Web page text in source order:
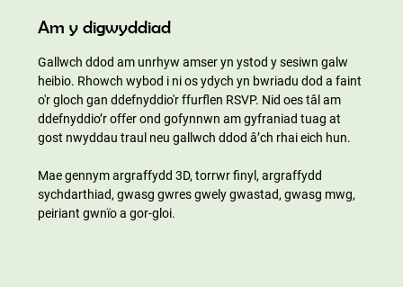
Am y digwyddiad
Gallwch ddod am unrhyw amser yn ystod y sesiwn galw
heibio. Rhowch wybod i ni os ydych yn bwriadu dod a faint
o'r gloch gan ddefnyddio'r ffurflen RSVP. Nid oes tâl am
ddefnyddio’r offer ond gofynnwn am gyfraniad tuag at
gost nwyddau traul neu gallwch ddod â’ch rhai eich hun.
Mae gennym argraffydd 3D, torrwr finyl, argraffydd
sychdarthiad, gwasg gwres gwely gwastad, gwasg mwg,
peiriant gwnïo a gor-gloi.